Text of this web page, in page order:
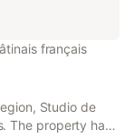
français
Studio de
The property has